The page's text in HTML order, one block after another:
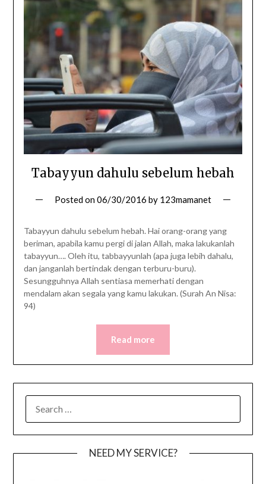
Tabayyun dahulu sebelum hebah
Posted on06/30/2016 by 123mamanet
Tabayyun dahulu sebelum hebah. Hai orang-orang yang
beriman, apabila kamu pergi di jalan Allah, maka lakukanlah
tabayyun…. Oleh itu, tabbayyunlah (apa juga lebih dahalu,
dan janganlah bertindak dengan terburu-buru).
Sesungguhnya Allah sentiasa memerhati dengan
mendalam akan segala yang kamu lakukan. (Surah An Nisa:
94)
Read more
NEED MY SERVICE?